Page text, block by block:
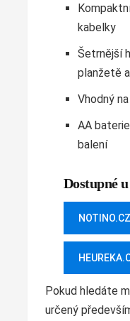
kabelky
Šetrnější
planžetě
Vhodný
AA
balení
Dostupné
NOTINO.CZ
Pokud hledáte
určený